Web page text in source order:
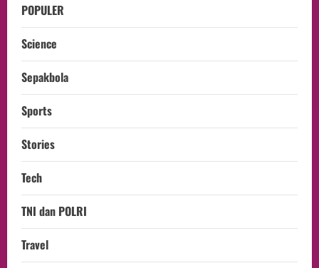
POPULER
Science
Sepakbola
Sports
Stories
Tech
TNI dan POLRI
Travel